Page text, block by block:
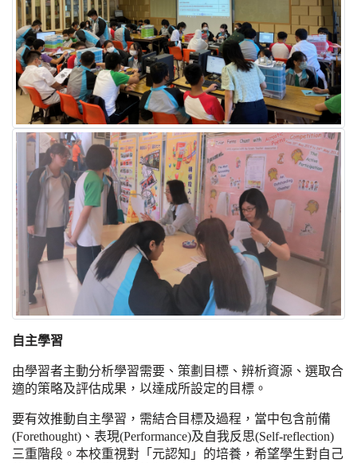
自主學習
由學習者主動分析學習需要、策劃目標、辨析資源、選取合
適的策略及評估成果，以達成所設定的目標。
要有效推動自主學習，需結合目標及過程，當中包含前備
(Forethought)、表現(Performance)及自我反思(Self-reflection)
三重階段。本校重視對「元認知」的培養，希望學生對自己